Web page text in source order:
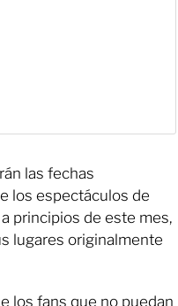
las fechas
los espectáculos de
principios de este mes,
lugares originalmente
los fans que no puedan